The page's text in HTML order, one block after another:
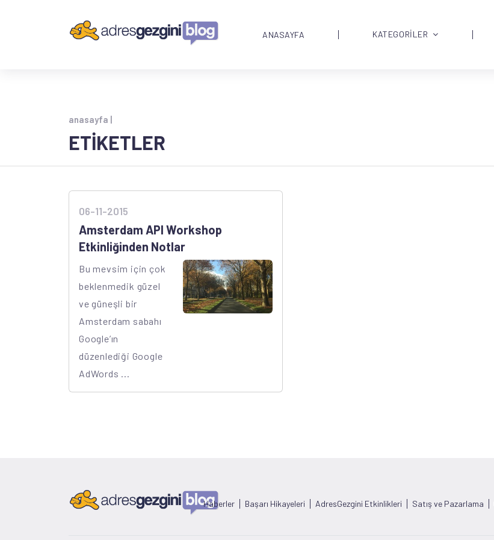
ANASAYFA KATEGORİLER
anasayfa |
ETİKETLER
06-11-2015
Amsterdam API Workshop
Etkinliğinden Notlar
Bu mevsim için çok
beklenmedik güzel
ve güneşli bir
Amsterdam sabahı
Google’ın
düzenlediği Google
AdWords ...
Haberler Başarı Hikayeleri AdresGezgini Etkinlikleri Satış ve Pazarlama